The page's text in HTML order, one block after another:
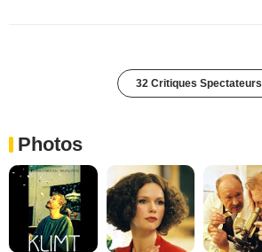
32 Critiques Spectateurs
Photos